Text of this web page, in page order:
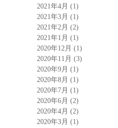
2021年4月 (1)
2021年3月 (1)
2021年2月 (2)
2021年1月 (1)
2020年12月 (1)
2020年11月 (3)
2020年9月 (1)
2020年8月 (1)
2020年7月 (1)
2020年6月 (2)
2020年4月 (2)
2020年3月 (1)